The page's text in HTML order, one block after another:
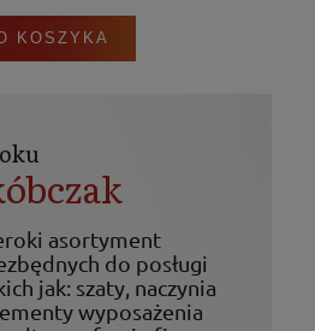
KOSZYKA
asortyment
do posługi
jak: szaty, naczynia
wyposażenia